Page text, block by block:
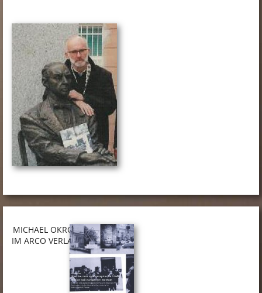
MICHAEL OKROY
IM ARCO VERLAG